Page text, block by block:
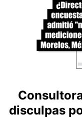
disculpas